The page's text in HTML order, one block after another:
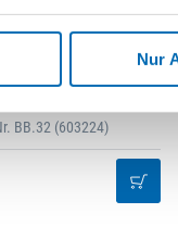
Nur
32-tlg Mix
BB.32 (603224)